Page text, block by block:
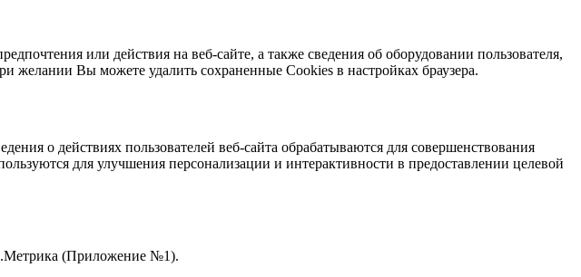
или действия на веб-сайте, а также сведения об оборудовании пользователя,
желании Вы можете удалить сохраненные Сookies в настройках браузера.
о действиях пользователей веб-сайта обрабатываются для совершенствования
для улучшения персонализации и интерактивности в предоставлении целевой
(Приложение №1).